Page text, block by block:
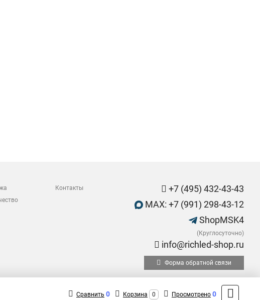
Контакты
+7 (495) 432-43-43
MAX: +7 (991) 298-43-12
ShopMSK4
(Круглосуточно)
info@richled-shop.ru
Форма обратной связи
Сравнить 0 Корзина 0 Просмотрено 0